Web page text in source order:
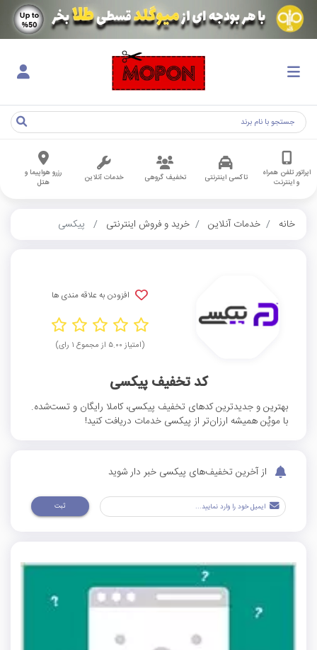
اپراتور تلفن همراه
و اینترنت
تاکسی اینترنتی تخفیف گروهی خدمات آنلاین
رزرو هواپیما و
هتل
خانه خدمات آنلاین خرید و فروش اینترنتی پیکسی
افزودن به علاقه مندی ها
(امتیاز ۵.۰۰ از مجموع ۱ رای)
کد تخفیف پیکسی
بهترین و جدیدترین کدهای تخفیف پیکسی، کاملا رایگان و تست‌شده.
با موپُن همیشه ارزان‌تر از پیکسی خدمات دریافت کنید!
از آخرین تخفیف‌های پیکسی خبر دار شوید
ثبت